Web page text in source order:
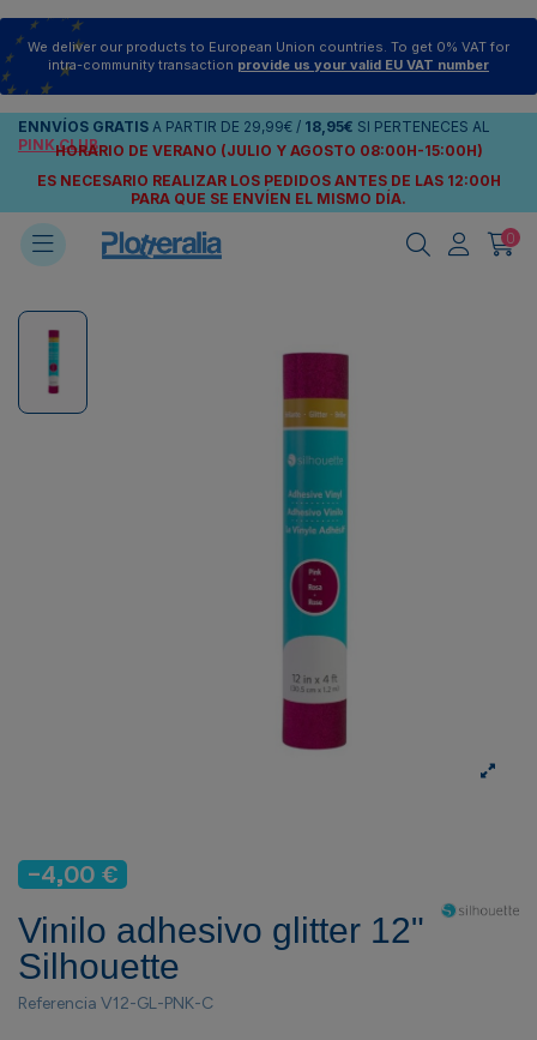
We deliver our products to European Union countries. To get 0% VAT for
intra-community transaction provide us your valid EU VAT number
ENNVÍOS GRATIS A PARTIR DE 29,99€ / 18,95€ SI PERTENECES AL
PINK CLUB
HORARIO DE VERANO (JULIO Y AGOSTO 08:00H-15:00H)
ES NECESARIO REALIZAR LOS PEDIDOS ANTES DE LAS 12:00H
PARA QUE SE ENVÍEN EL MISMO DÍA.
0
-4,00 €
Vinilo adhesivo glitter 12"
Silhouette
Referencia V12-GL-PNK-C